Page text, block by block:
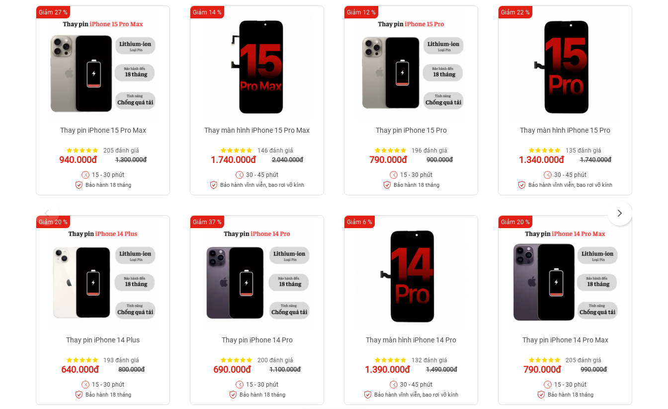
Thay pin iPhone 15 Pro Max
205 đánh giá
940.000đ 1.300.000đ
Giảm 27 %
15 - 30 phút
Bảo hành 18 tháng
Thay màn hình iPhone 15 Pro Max
146 đánh giá
1.740.000đ 2.040.000đ
Giảm 14 %
30 - 45 phút
Bảo hành vĩnh viễn, bao rơi vỡ kính
Thay pin iPhone 15 Pro
196 đánh giá
790.000đ 900.000đ
Giảm 12 %
15 - 30 phút
Bảo hành 18 tháng
Thay màn hình iPhone 15 Pro
135 đánh giá
1.340.000đ 1.740.000đ
Giảm 22 %
30 - 45 phút
Bảo hành vĩnh viễn, bao rơi vỡ kính
Thay pin iPhone 14 Plus
193 đánh giá
640.000đ 800.000đ
Giảm 20 %
15 - 30 phút
Bảo hành 18 tháng
Thay pin iPhone 14 Pro
200 đánh giá
690.000đ 1.100.000đ
Giảm 37 %
15 - 30 phút
Bảo hành 18 tháng
Thay màn hình iPhone 14 Pro
132 đánh giá
1.390.000đ 1.490.000đ
Giảm 6 %
30 - 45 phút
Bảo hành vĩnh viễn, bao rơi vỡ kính
Thay pin iPhone 14 Pro Max
205 đánh giá
790.000đ 990.000đ
Giảm 20 %
15 - 30 phút
Bảo hành 18 tháng